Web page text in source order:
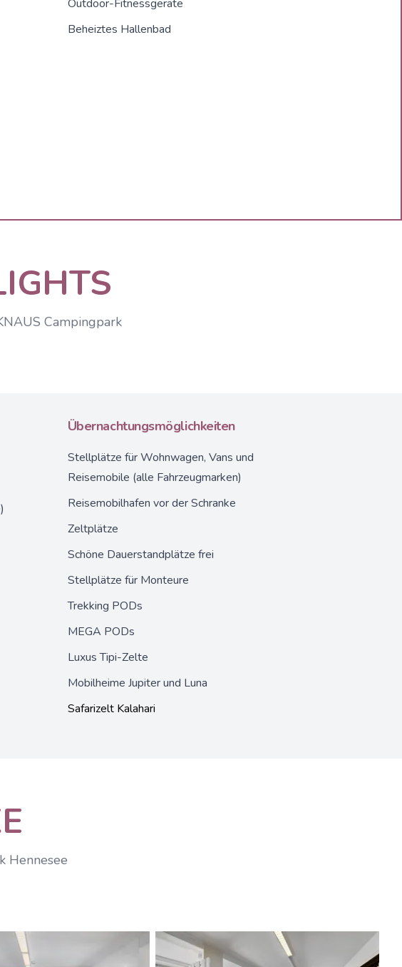
Outdoor-Fitnessgeräte
Beheiztes Hallenbad
Campingpark
Übernachtungsmöglichkeiten
Stellplätze für Wohnwagen, Vans und
Reisemobile (alle Fahrzeugmarken)
Reisemobilhafen vor der Schranke
Zeltplätze
Schöne Dauerstandplätze frei
Stellplätze für Monteure
Trekking PODs
MEGA PODs
Luxus Tipi-Zelte
Mobilheime Jupiterund Luna
Safarizelt Kalahari
Hennesee